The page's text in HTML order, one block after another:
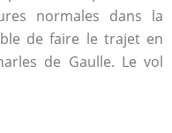
normales dans la
de faire le trajet en
de Gaulle. Le vol